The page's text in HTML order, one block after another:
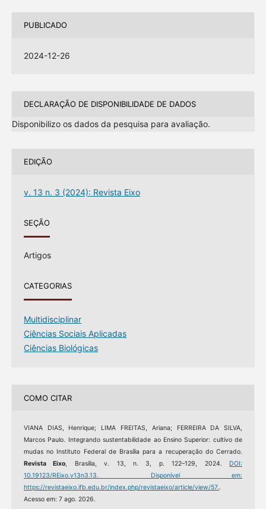
PUBLICADO
2024-12-26
DECLARAÇÃO DE DISPONIBILIDADE DE DADOS
Disponibilizo os dados da pesquisa para avaliação.
EDIÇÃO
v. 13 n. 3 (2024): Revista Eixo
SEÇÃO
Artigos
CATEGORIAS
Multidisciplinar
Ciências Sociais Aplicadas
Ciências Biológicas
COMO CITAR
VIANA DIAS, Henrique; LIMA FREITAS, Ariana; FERREIRA DA SILVA,
Marcos Paulo. Integrando sustentabilidade ao Ensino Superior: cultivo de
mudas no Instituto Federal de Brasília para a recuperação do Cerrado.
Revista Eixo, Brasília, v. 13, n. 3, p. 122–129, 2024. DOI:
10.19123/REixo.v13n3.13. Disponível em:
https://revistaeixo.ifb.edu.br/index.php/revistaeixo/article/view/57..
Acesso em: 7 ago. 2026.